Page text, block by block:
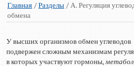
Главная /Разделы / А. Регуляция
обмена
У высших организмов обмен углеводов
подвержен сложным механизмам
в которых участвуют гормоны,